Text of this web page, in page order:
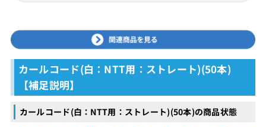
カールコード(白：NTT用：ストレート)(50本)
【補足説明】
カールコード(白：NTT用：ストレート)(50本)の商品状態